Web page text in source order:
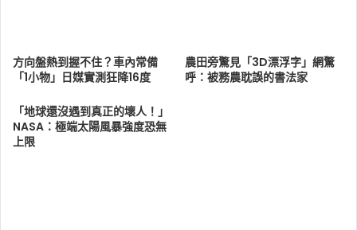
方向盤熱到握不住？車內常備
「1小物」日媒實測狂降16度
農田旁驚見「3D漂浮字」網驚
呼：被務農耽誤的書法家
「地球還沒遇到真正的壞人！」
NASA：極端太陽風暴強度恐無
上限